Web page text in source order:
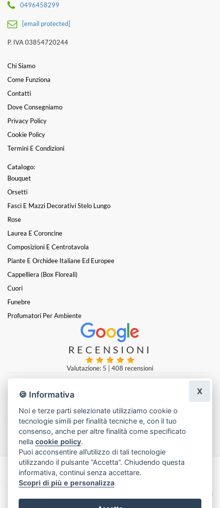
0496458299
[email protected]
P. IVA 03854720244
Chi Siamo
Come Funziona
Contatti
Dove Consegniamo
Privacy Policy
Cookie Policy
Termini E Condizioni
Catalogo:
Bouquet
Orsetti
Fasci E Mazzi Decorativi Stelo Lungo
Rose
Laurea E Coroncine
Composizioni E Centrotavola
Piante E Orchidee Italiane Ed Europee
Cappelliera (box Floreali)
Cuori
Funebre
Profumatori Per Ambiente
RECENSIONI
Valutazione: 5 408 recensioni
zakaria aboulwafi
Lascia una recensione
Made with byInfoser.it- Realizzazione Siti ecommerce per Fioristi
2026
Termini e Condizioni
🍪 Informativa
Noi e terze parti selezionate utilizziamo cookie o
tecnologie simili per finalità tecniche e, con il tuo
consenso, anche per altre finalità come specificato
nellacookie policy.
Puoi acconsentire all’utilizzo di tali tecnologie
utilizzando il pulsante “Accetta”. Chiudendo questa
informativa, continui senza accettare.
Scopri di più e personalizza
X